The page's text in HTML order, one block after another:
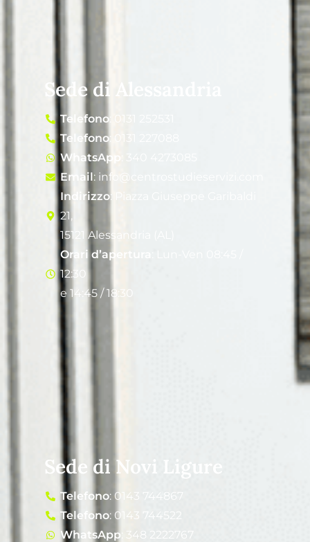
Sede di Alessandria
Telefono: 0131 252531
Telefono: 0131 227088
WhatsApp
Email: info@centrostudieservizi.com
Indirizzo: Piazza Giuseppe Garibaldi
21,
15121 Alessandria (AL)
Orari d’apertura
12:30
e 14:45 / 18:30
Sede di Novi Ligure
Telefono: 0143 744867
Telefono: 0143 744522
WhatsApp : 348 2222767